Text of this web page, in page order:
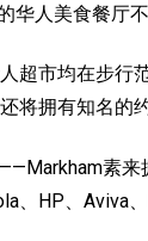
人美食餐厅不
超市均在步行
将拥有知名的
——Markham素来
、HP、Aviva